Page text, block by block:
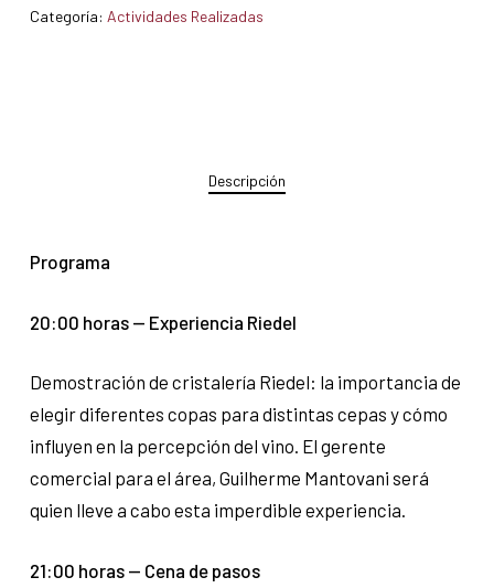
Categoría: Actividades Realizadas
Descripción
Programa
20:00 horas — Experiencia Riedel
Demostración de cristalería Riedel: la importancia de
elegir diferentes copas para distintas cepas y cómo
influyen en la percepción del vino. El gerente
comercial para el área, Guilherme Mantovani será
quien lleve a cabo esta imperdible experiencia.
21:00 horas — Cena de pasos